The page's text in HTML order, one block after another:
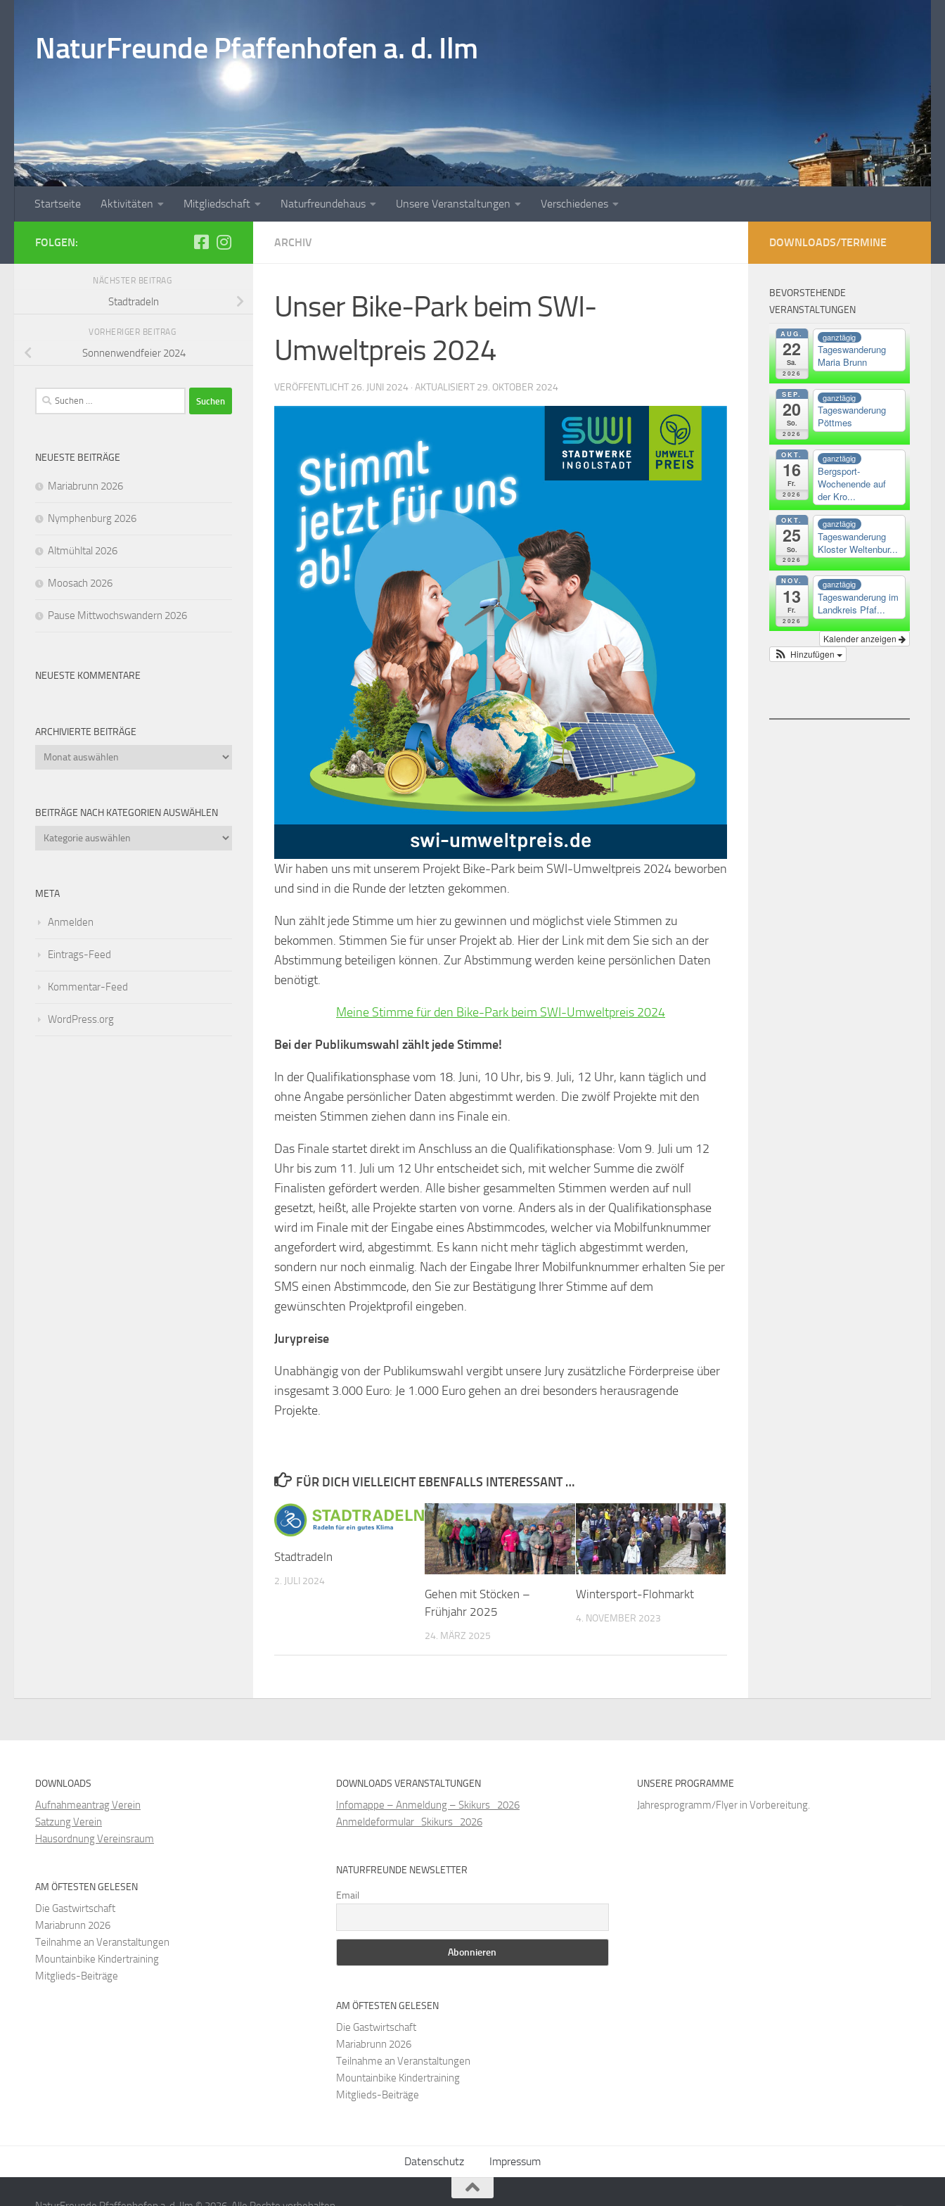
NaturFreunde Pfaffenhofen a. d. Ilm
Startseite Aktivitäten Mitgliedschaft Naturfreundehaus Unsere Veranstaltungen Verschiedenes
ARCHIV
Unser Bike-Park beim SWI-
Umweltpreis 2024
VERÖFFENTLICHT 26. JUNI 2024 · AKTUALISIERT 29. OKTOBER 2024
Wir haben uns mit unserem Projekt Bike-Park beim SWI-Umweltpreis 2024 beworben
und sind in die Runde der letzten gekommen.
Nun zählt jede Stimme um hier zu gewinnen und möglichst viele Stimmen zu
bekommen. Stimmen Sie für unser Projekt ab. Hier der Link mit dem Sie sich an der
Abstimmung beteiligen können. Zur Abstimmung werden keine persönlichen Daten
benötigt.
Meine Stimme für den Bike-Park beim SWI-Umweltpreis 2024
Bei der Publikumswahl zählt jede Stimme!
In der Qualifikationsphase vom 18. Juni, 10 Uhr, bis 9. Juli, 12 Uhr, kann täglich und
ohne Angabe persönlicher Daten abgestimmt werden. Die zwölf Projekte mit den
meisten Stimmen ziehen dann ins Finale ein.
Das Finale startet direkt im Anschluss an die Qualifikationsphase: Vom 9. Juli um 12
Uhr bis zum 11. Juli um 12 Uhr entscheidet sich, mit welcher Summe die zwölf
Finalisten gefördert werden. Alle bisher gesammelten Stimmen werden auf null
gesetzt, heißt, alle Projekte starten von vorne. Anders als in der Qualifikationsphase
wird im Finale mit der Eingabe eines Abstimmcodes, welcher via Mobilfunknummer
angefordert wird, abgestimmt. Es kann nicht mehr täglich abgestimmt werden,
sondern nur noch einmalig. Nach der Eingabe Ihrer Mobilfunknummer erhalten Sie per
SMS einen Abstimmcode, den Sie zur Bestätigung Ihrer Stimme auf dem
gewünschten Projektprofil eingeben.
Jurypreise
Unabhängig von der Publikumswahl vergibt unsere Jury zusätzliche Förderpreise über
insgesamt 3.000 Euro: Je 1.000 Euro gehen an drei besonders herausragende
Projekte.
FÜR DICH VIELLEICHT EBENFALLS INTERESSANT …
Stadtradeln
2. JULI 2024
Gehen mit Stöcken –
Frühjahr 2025
24. MÄRZ 2025
Wintersport-Flohmarkt
4. NOVEMBER 2023
FOLGEN:
NÄCHSTER BEITRAG
Stadtradeln
VORHERIGER BEITRAG
Sonnenwendfeier 2024
Suchen
nach:
NEUESTE BEITRÄGE
Mariabrunn 2026
Nymphenburg 2026
Altmühltal 2026
Moosach 2026
Pause Mittwochswandern 2026
NEUESTE KOMMENTARE
ARCHIVIERTE BEITRÄGE
Archivierte
BEITRÄGE NACH KATEGORIEN AUSWÄHLEN
Beiträge
META
Anmelden
Eintrags-Feed
Kommentar-Feed
WordPress.org
DOWNLOADS/TERMINE
BEVORSTEHENDE
VERANSTALTUNGEN
AUG.
22
Sa.
2026
ganztägig
Tageswanderung
Maria Brunn
SEP.
20
So.
2026
ganztägig
Tageswanderung
Pöttmes
OKT.
16
Fr.
2026
ganztägig
Bergsport-
Wochenende auf
der Kro...
OKT.
25
So.
2026
ganztägig
Tageswanderung
Kloster Weltenbur...
NOV.
13
Fr.
2026
ganztägig
Tageswanderung im
Landkreis Pfaf...
Kalender anzeigen
Hinzufügen
DOWNLOADS
Aufnahmeantrag Verein
Satzung Verein
Hausordnung Vereinsraum
AM ÖFTESTEN GELESEN
Die Gastwirtschaft
Mariabrunn 2026
Teilnahme an Veranstaltungen
Mountainbike Kindertraining
Mitglieds-Beiträge
DOWNLOADS VERANSTALTUNGEN
Infomappe – Anmeldung – Skikurs_2026
Anmeldeformular_Skikurs_2026
NATURFREUNDE NEWSLETTER
Email
AM ÖFTESTEN GELESEN
Die Gastwirtschaft
Mariabrunn 2026
Teilnahme an Veranstaltungen
Mountainbike Kindertraining
Mitglieds-Beiträge
UNSERE PROGRAMME
Jahresprogramm/Flyer in Vorbereitung.
Datenschutz Impressum